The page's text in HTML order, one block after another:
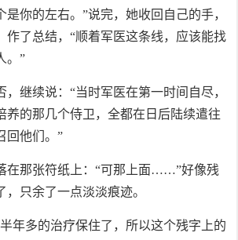
你的左右。”说完，她收回自己的手，
作了总结，“顺着军医这条线，应该能找
。”
，继续说：“当时军医在第一时间自尽，
养的那几个侍卫，全都在日后陆续遣往
回他们。”
在那张符纸上：“可那上面……”好像残
只余了一点淡淡痕迹。
年多的治疗保住了，所以这个残字上的